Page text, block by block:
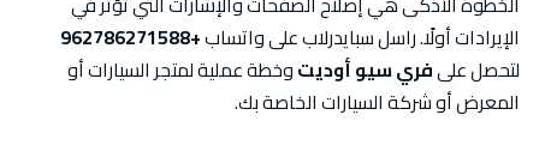
الإيرادات أولًا. راسل سبايدرلاب على واتساب+962786271588
لتحصل علىفري سيو أوديتوخطة عملية لمتجر السيارات أو
المعرض أو شركة السيارات الخاصة بك.